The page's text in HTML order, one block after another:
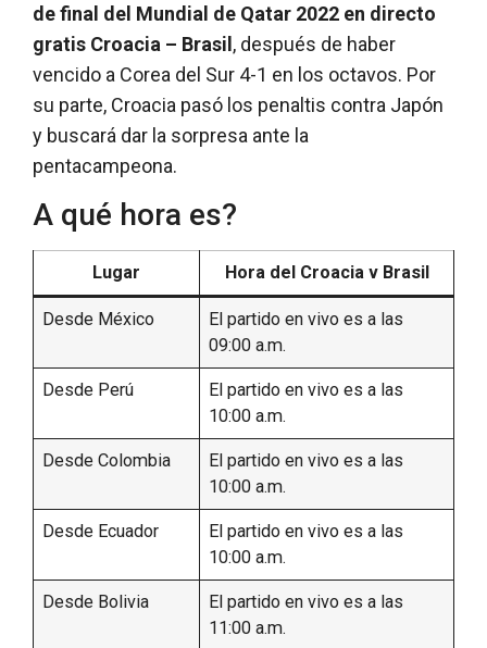
de final del Mundial de Qatar 2022 en directo
gratis Croacia – Brasil, después de haber
vencido a Corea del Sur 4-1 en los octavos. Por
su parte, Croacia pasó los penaltis contra Japón
y buscará dar la sorpresa ante la
pentacampeona.
A qué hora es?
Lugar Hora del Croacia v Brasil
Desde México
El partido en vivo es a las
09:00 a.m.
Desde Perú
El partido en vivo es a las
10:00 a.m.
Desde Colombia
El partido en vivo es a las
10:00 a.m.
Desde Ecuador
El partido en vivo es a las
10:00 a.m.
Desde Bolivia
El partido en vivo es a las
11:00 a.m.